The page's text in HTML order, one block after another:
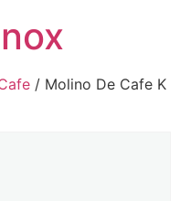
/ Molino De Cafe K